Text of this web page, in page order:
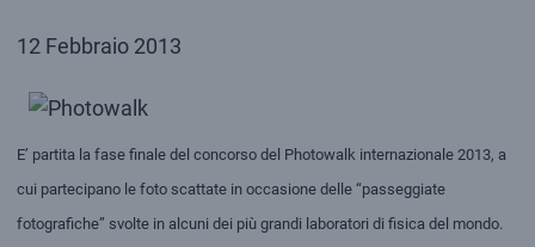
12 Febbraio 2013
E’ partita la fase finale del concorso del Photowalk internazionale 2013, a
cui partecipano le foto scattate in occasione delle “passeggiate
fotografiche” svolte in alcuni dei più grandi laboratori di fisica del mondo.